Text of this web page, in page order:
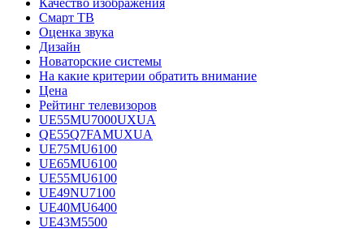
Смарт ТВ
Оценка звука
Дизайн
Новаторские системы
На какие критерии обратить внимание
Цена
Рейтинг телевизоров
UE55MU7000UXUA
QE55Q7FAMUXUA
UE75MU6100
UE65MU6100
UE55MU6100
UE49NU7100
UE40MU6400
UE43M5500